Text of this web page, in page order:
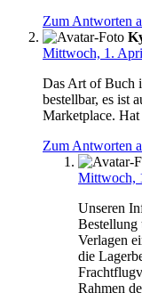
Zum Antworten
Mittwoch, 1.
Das Art of Buch
bestellbar, es ist
Marketplace.
Zum Antworten
Mittwoch,
Unseren
Bestellung
Verlagen
die
Rahmen